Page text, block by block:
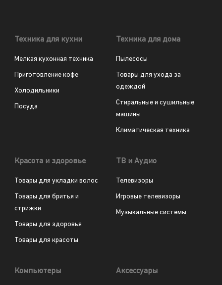
Техника для кухни
Мелкая кухонная техника
Приготовление кофе
Холодильники
Посуда
Техника для дома
Пылесосы
Товары для ухода за
одеждой
Стиральные и сушильные
машины
Климатическая техника
Красота и здоровье
Товары для укладки волос
Товары для бритья и
стрижки
Товары для здоровья
Товары для красоты
ТВ и Аудио
Телевизоры
Игровые телевизоры
Музыкальные системы
Компьютеры Аксессуары